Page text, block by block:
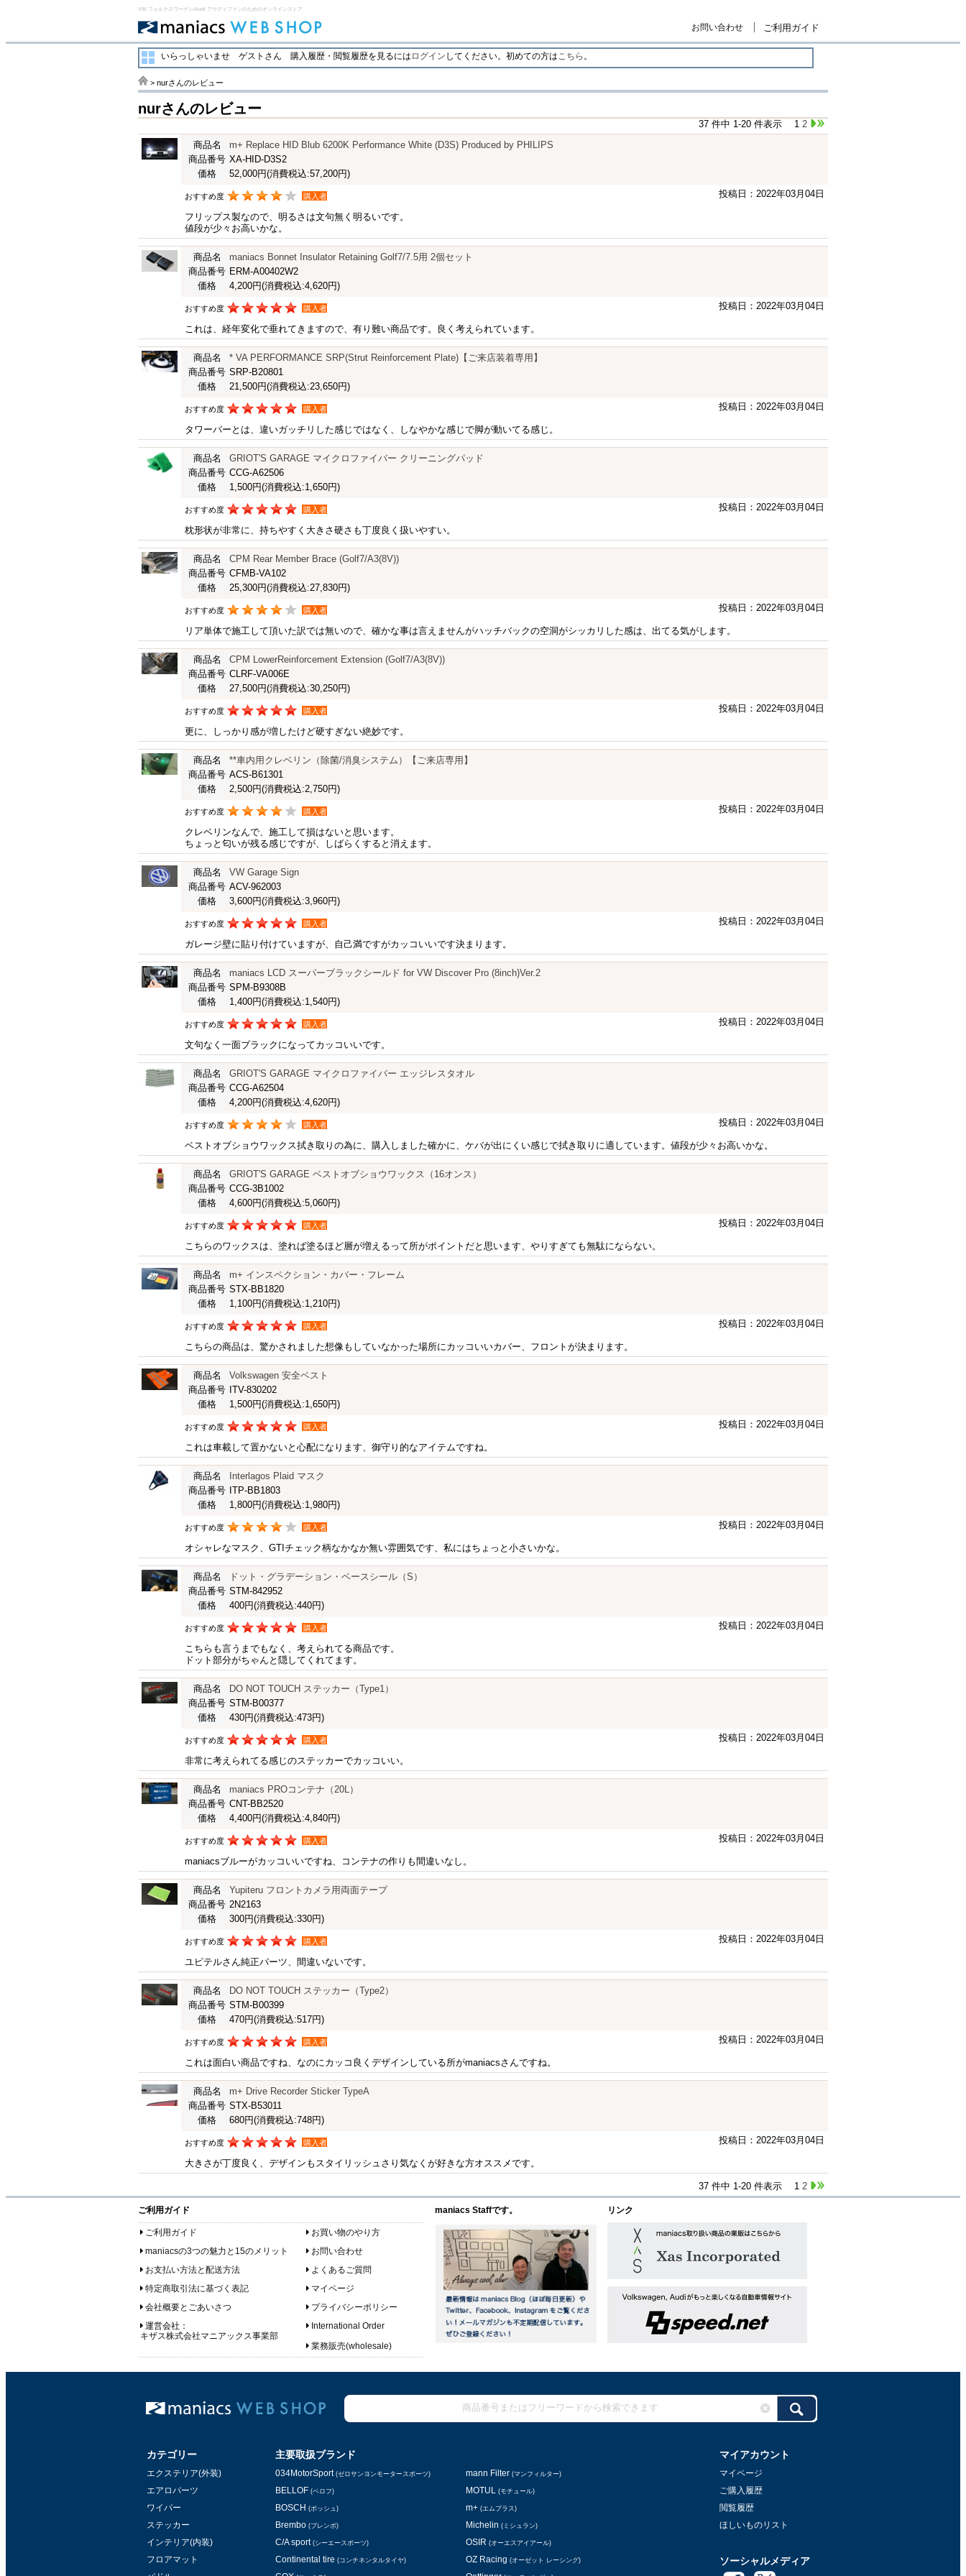
VW フォルクスワーゲン/Audi アウディファンのためのオンラインストア
お問い合わせ ご利用ガイド
いらっしゃいませ ゲストさん 購入履歴・閲覧履歴を見るには ログイン してください。初めての方はこちら 。
> nurさんのレビュー
nurさんのレビュー
37 件中 1-20 件表示 1 2
商品名
m+ Replace HID Blub 6200K Performance White (D3S) Produced by PHILIPS
商品番号 XA-HID-D3S2
価格
52,000円(消費税込:57,200円)
投稿日：2022年03月04日
おすすめ度 購入者
フリップス製なので、明るさは文句無く明るいです。
値段が少々お高いかな。
商品名
maniacs Bonnet Insulator Retaining Golf7/7.5用 2個セット
商品番号 ERM-A00402W2
価格
4,200円(消費税込:4,620円)
投稿日：2022年03月04日
おすすめ度 購入者
これは、経年変化で垂れてきますので、有り難い商品です。良く考えられています。
商品名
* VA PERFORMANCE SRP(Strut Reinforcement Plate)【ご来店装着専用】
商品番号 SRP-B20801
価格
21,500円(消費税込:23,650円)
投稿日：2022年03月04日
おすすめ度 購入者
タワーバーとは、違いガッチリした感じではなく、しなやかな感じで脚が動いてる感じ。
商品名
GRIOT'S GARAGE マイクロファイバー クリーニングパッド
商品番号 CCG-A62506
価格
1,500円(消費税込:1,650円)
投稿日：2022年03月04日
おすすめ度 購入者
枕形状が非常に、持ちやすく大きさ硬さも丁度良く扱いやすい。
商品名
CPM Rear Member Brace (Golf7/A3(8V))
商品番号 CFMB-VA102
価格
25,300円(消費税込:27,830円)
投稿日：2022年03月04日
おすすめ度 購入者
リア単体で施工して頂いた訳では無いので、確かな事は言えませんがハッチバックの空洞がシッカリした感は、出てる気がします。
商品名
CPM LowerReinforcement Extension (Golf7/A3(8V))
商品番号 CLRF-VA006E
価格
27,500円(消費税込:30,250円)
投稿日：2022年03月04日
おすすめ度 購入者
更に、しっかり感が増したけど硬すぎない絶妙です。
商品名
**車内用クレベリン（除菌/消臭システム）【ご来店専用】
商品番号 ACS-B61301
価格
2,500円(消費税込:2,750円)
投稿日：2022年03月04日
おすすめ度 購入者
クレベリンなんで、施工して損はないと思います。
ちょっと匂いが残る感じですが、しばらくすると消えます。
商品名
VW Garage Sign
商品番号 ACV-962003
価格
3,600円(消費税込:3,960円)
投稿日：2022年03月04日
おすすめ度 購入者
ガレージ壁に貼り付けていますが、自己満ですがカッコいいです決まります。
商品名
maniacs LCD スーパーブラックシールド for VW Discover Pro (8inch)Ver.2
商品番号 SPM-B9308B
価格
1,400円(消費税込:1,540円)
投稿日：2022年03月04日
おすすめ度 購入者
文句なく一面ブラックになってカッコいいです。
商品名
GRIOT'S GARAGE マイクロファイバー エッジレスタオル
商品番号 CCG-A62504
価格
4,200円(消費税込:4,620円)
投稿日：2022年03月04日
おすすめ度 購入者
ベストオブショウワックス拭き取りの為に、購入しました確かに、ケバが出にくい感じで拭き取りに適しています。値段が少々お高いかな。
商品名
GRIOT'S GARAGE ベストオブショウワックス（16オンス）
商品番号 CCG-3B1002
価格
4,600円(消費税込:5,060円)
投稿日：2022年03月04日
おすすめ度 購入者
こちらのワックスは、塗れば塗るほど層が増えるって所がポイントだと思います、やりすぎても無駄にならない。
商品名
m+ インスペクション・カバー・フレーム
商品番号 STX-BB1820
価格
1,100円(消費税込:1,210円)
投稿日：2022年03月04日
おすすめ度 購入者
こちらの商品は、驚かされました想像もしていなかった場所にカッコいいカバー、フロントが決まります。
商品名
Volkswagen 安全ベスト
商品番号 ITV-830202
価格
1,500円(消費税込:1,650円)
投稿日：2022年03月04日
おすすめ度 購入者
これは車載して置かないと心配になります、御守り的なアイテムですね。
商品名
Interlagos Plaid マスク
商品番号 ITP-BB1803
価格
1,800円(消費税込:1,980円)
投稿日：2022年03月04日
おすすめ度 購入者
オシャレなマスク、GTIチェック柄なかなか無い雰囲気です、私にはちょっと小さいかな。
商品名
ドット・グラデーション・ベースシール（S）
商品番号 STM-842952
価格
400円(消費税込:440円)
投稿日：2022年03月04日
おすすめ度 購入者
こちらも言うまでもなく、考えられてる商品です。
ドット部分がちゃんと隠してくれてます。
商品名
DO NOT TOUCH ステッカー（Type1）
商品番号 STM-B00377
価格
430円(消費税込:473円)
投稿日：2022年03月04日
おすすめ度 購入者
非常に考えられてる感じのステッカーでカッコいい。
商品名
maniacs PROコンテナ（20L）
商品番号 CNT-BB2520
価格
4,400円(消費税込:4,840円)
投稿日：2022年03月04日
おすすめ度 購入者
maniacsブルーがカッコいいですね、コンテナの作りも間違いなし。
商品名
Yupiteru フロントカメラ用両面テープ
商品番号 2N2163
価格
300円(消費税込:330円)
投稿日：2022年03月04日
おすすめ度 購入者
ユピテルさん純正パーツ、間違いないです。
商品名
DO NOT TOUCH ステッカー（Type2）
商品番号 STM-B00399
価格
470円(消費税込:517円)
投稿日：2022年03月04日
おすすめ度 購入者
これは面白い商品ですね、なのにカッコ良くデザインしている所がmaniacsさんですね。
商品名
m+ Drive Recorder Sticker TypeA
商品番号 STX-B53011
価格
680円(消費税込:748円)
投稿日：2022年03月04日
おすすめ度 購入者
大きさが丁度良く、デザインもスタイリッシュさり気なくが好きな方オススメです。
37 件中 1-20 件表示 1 2
ご利用ガイド
ご利用ガイド
お買い物のやり方
maniacsの3つの魅力と15のメリット
お問い合わせ
お支払い方法と配送方法
よくあるご質問
特定商取引法に基づく表記
マイページ
会社概要とごあいさつ
プライバシーポリシー
運営会社：
キザス株式会社マニアックス事業部
International Order
業務販売(wholesale)
maniacs Staffです。 リンク
カテゴリー
エクステリア(外装)
エアロパーツ
ワイパー
ステッカー
インテリア(内装)
フロアマット
主要取扱ブランド
034MotorSport (ゼロサンヨンモータースポーツ)
BELLOF (ベロフ)
BOSCH (ボッシュ)
Brembo (ブレンボ)
C/A sport (シーエースポーツ)
Continental tire (コンチネンタルタイヤ)
mann Filter (マンフィルター)
MOTUL (モチュール)
m+ (エムプラス)
Michelin (ミシュラン)
OSIR (オーエスアイアール)
OZ Racing (オーゼット レーシング)
マイアカウント
マイページ
ご購入履歴
閲覧履歴
ほしいものリスト
ソーシャルメディア